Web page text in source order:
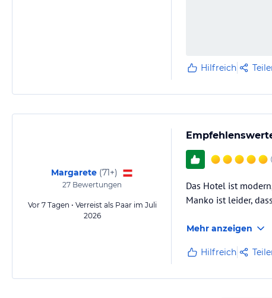
Hilfreich
Margarete (71+)
27 Bewertungen
Vor 7 Tagen • Verreist als Paar im Juli
2026
Das Hotel ist
Manko ist leider,
Mehr anzeigen
Hilfreich